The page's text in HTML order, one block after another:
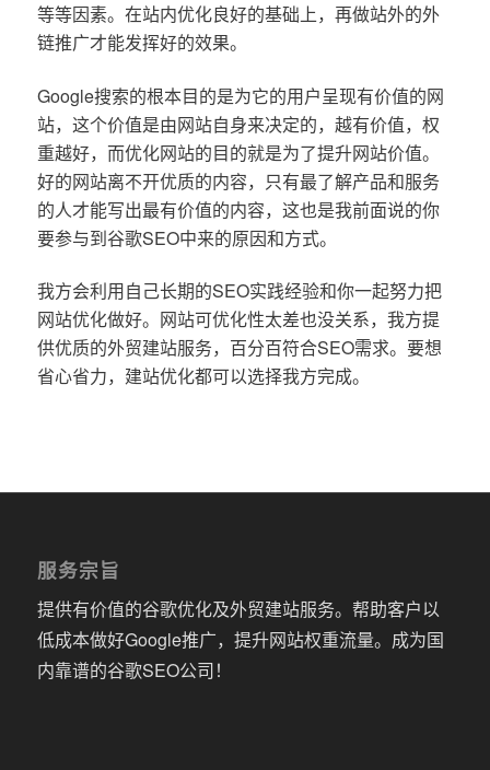
等等因素。在站内优化良好的基础上，再做站外的外
链推广才能发挥好的效果。
Google搜索的根本目的是为它的用户呈现有价值的网
站，这个价值是由网站自身来决定的，越有价值，权
重越好，而优化网站的目的就是为了提升网站价值。
好的网站离不开优质的内容，只有最了解产品和服务
的人才能写出最有价值的内容，这也是我前面说的你
要参与到谷歌SEO中来的原因和方式。
我方会利用自己长期的SEO实践经验和你一起努力把
网站优化做好。网站可优化性太差也没关系，我方提
供优质的外贸建站服务，百分百符合SEO需求。要想
省心省力，建站优化都可以选择我方完成。
服务宗旨
提供有价值的谷歌优化及外贸建站服务。帮助客户以
低成本做好Google推广，提升网站权重流量。成为国
内靠谱的谷歌SEO公司！